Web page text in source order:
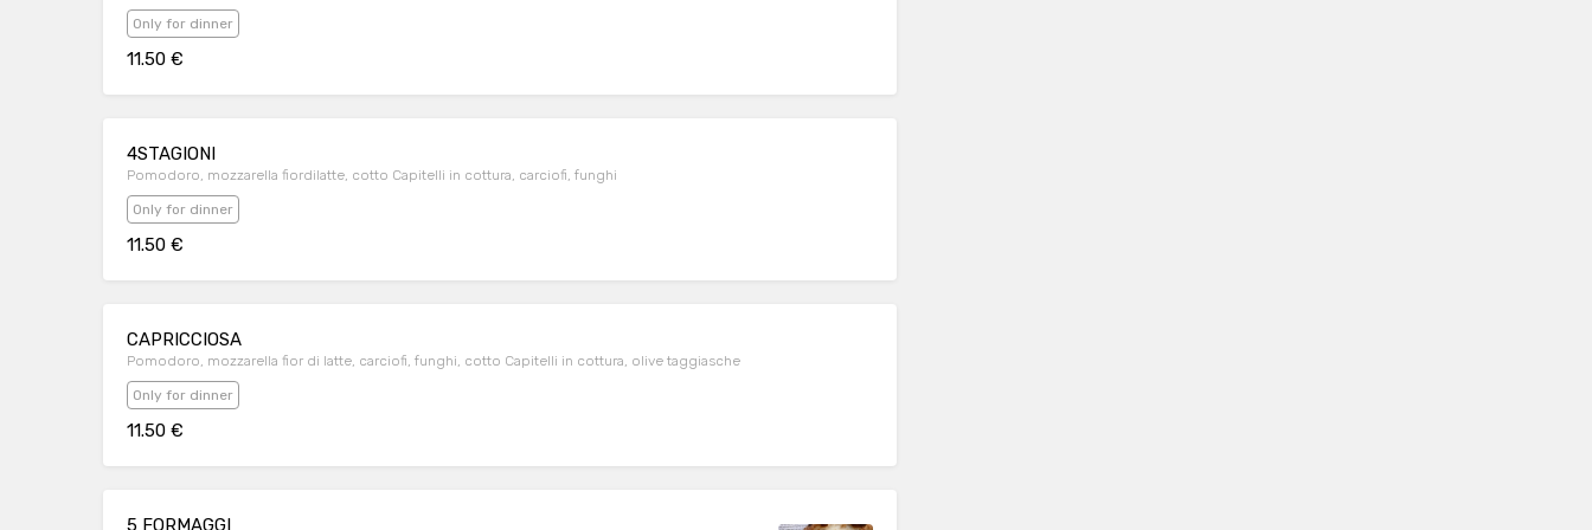
Only for dinner
11.50 €
4STAGIONI
Pomodoro, mozzarella fiordilatte, cotto Capitelli in cottura, carciofi, funghi
Only for dinner
11.50 €
CAPRICCIOSA
Pomodoro, mozzarella fior di latte, carciofi, funghi, cotto Capitelli in cottura, olive taggiasche
Only for dinner
11.50 €
5 FORMAGGI